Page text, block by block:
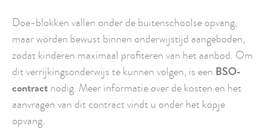
Doe-blokken vallen onder de buitenschoolse opvang,
maar worden bewust binnen onderwijstijd aangeboden,
zodat kinderen maximaal profiteren van het aanbod. Om
dit verrijkingsonderwijs te kunnen volgen, is een BSO-
contractnodig. Meer informatie over de kosten en het
aanvragen van dit contract vindt u onder het kopje
opvang.